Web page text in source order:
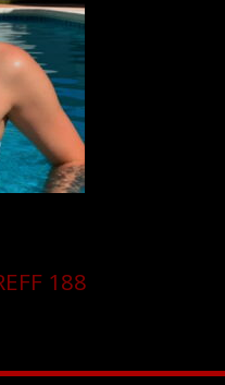
188